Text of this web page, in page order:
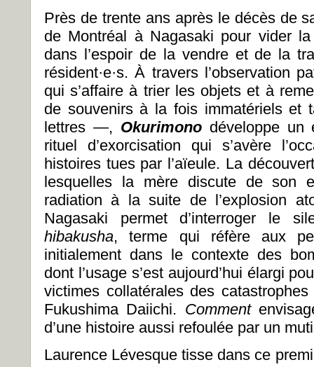
Près de trente ans après le décès de
de Montréal à Nagasaki pour vider
dans l’espoir de la vendre et de la
résident·e·s. À travers l’observation
qui s’affaire à trier les objets et à
de souvenirs à la fois immatériels et
lettres —, Okurimono développe un
rituel d’exorcisation qui s’avère
histoires tues par l’aïeule. La
lesquelles la mère discute de son
radiation à la suite de l’explosion
Nagasaki permet d’interroger le
hibakusha, terme qui réfère aux
initialement dans le contexte des
dont l’usage s’est aujourd’hui élargi
victimes collatérales des
Fukushima Daiichi. Comment
d’une histoire aussi refoulée par un
Laurence Lévesque tisse dans ce